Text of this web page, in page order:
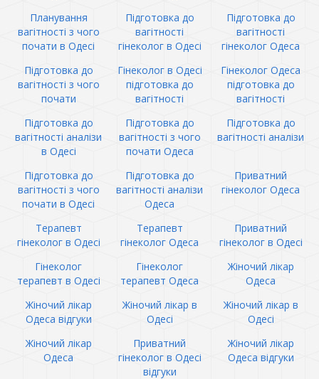
Планування
вагітності з чого
почати в Одесі
Підготовка до
вагітності
гінеколог в Одесі
Підготовка до
вагітності
гінеколог Одеса
Підготовка до
вагітності з чого
почати
Гінеколог в Одесі
підготовка до
вагітності
Гінеколог Одеса
підготовка до
вагітності
Підготовка до
вагітності аналізи
в Одесі
Підготовка до
вагітності з чого
почати Одеса
Підготовка до
вагітності аналізи
Підготовка до
вагітності з чого
почати в Одесі
Підготовка до
вагітності аналізи
Одеса
Приватний
гінеколог Одеса
Терапевт
гінеколог в Одесі
Терапевт
гінеколог Одеса
Приватний
гінеколог в Одесі
Гінеколог
терапевт в Одесі
Гінеколог
терапевт Одеса
Жіночий лікар
Одеса
Жіночий лікар
Одеса відгуки
Жіночий лікар в
Одесі
Жіночий лікар в
Одесі
Жіночий лікар
Одеса
Приватний
гінеколог в Одесі
відгуки
Жіночий лікар
Одеса відгуки